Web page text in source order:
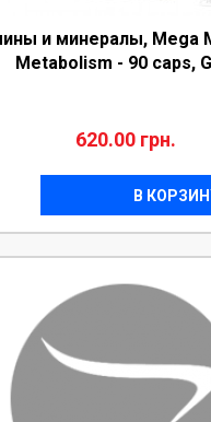
и минералы, Mega
Metabolism - 90 caps,
620.00 грн.
В